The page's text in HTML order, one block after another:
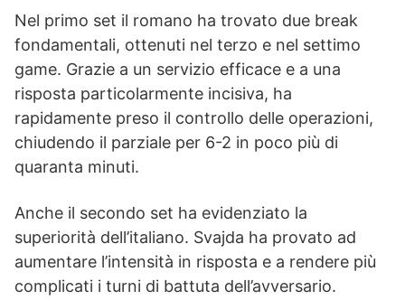
Nel primo set il romano ha trovato due break
fondamentali, ottenuti nel terzo e nel settimo
game. Grazie a un servizio efficace e a una
risposta particolarmente incisiva, ha
rapidamente preso il controllo delle operazioni,
chiudendo il parziale per 6-2 in poco più di
quaranta minuti.
Anche il secondo set ha evidenziato la
superiorità dell’italiano. Svajda ha provato ad
aumentare l’intensità in risposta e a rendere più
complicati i turni di battuta dell’avversario.